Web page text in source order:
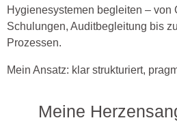
Hygienesystemen begleiten – von
Schulungen, Auditbegleitung bis
Prozessen.
Mein Ansatz: klar strukturiert,
Meine